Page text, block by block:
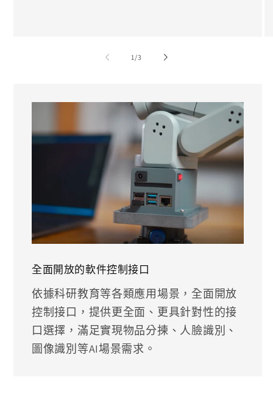
1//3
全面開放的軟件控制接口
依據科研教育等各類應用場景，全面開放
控制接口，提供更全面、更具針對性的接
口選擇，滿足實現物品分揀、人臉識別、
圖像識別等AI場景需求。